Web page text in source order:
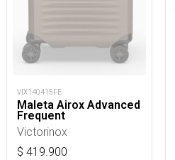
VIX140415FE
Maleta Airox Advanced
Frequent
Victorinox
$ 419.900